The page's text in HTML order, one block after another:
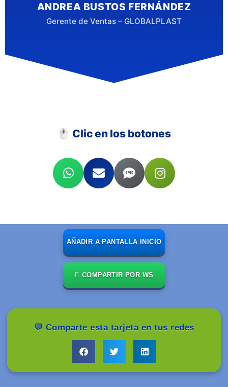
ANDREA BUSTOS FERNÁNDEZ
Gerente de Ventas – GLOBALPLAST
🖱️ Clic en los botones
AÑADIR A PANTALLA INICIO
COMPARTIR POR WS